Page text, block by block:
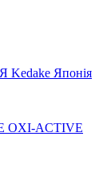
Японія
OXI-ACTIVE